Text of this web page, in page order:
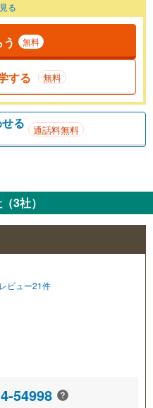
る
無料
する 無料
る 通話料無料
3社）
ビュー21件
54998